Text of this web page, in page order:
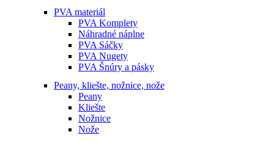
PVA materiál
PVA Komplety
Náhradné náplne
PVA Sáčky
PVA Nugety
PVA Šnúry a pásky
Peany, kliešte, nožnice, nože
Peany
Kliešte
Nožnice
Nože